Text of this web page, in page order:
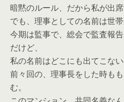
暗黙のルール、だから私が出席
でも、理事としての名前は世帯
今期は監事で、総会で監査報
だけど、
私の名前はどこにも出てこない
前々回の、理事長をした時も
む。